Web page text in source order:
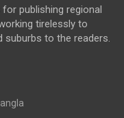
publishing regional
tirelessly to
to the readers.